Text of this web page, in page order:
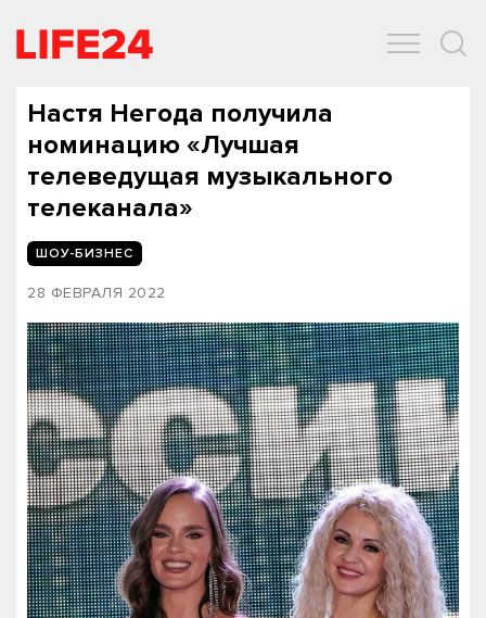
Настя Негода получила
номинацию «Лучшая
телеведущая музыкального
телеканала»
ШОУ-БИЗНЕС
28 ФЕВРАЛЯ 2022